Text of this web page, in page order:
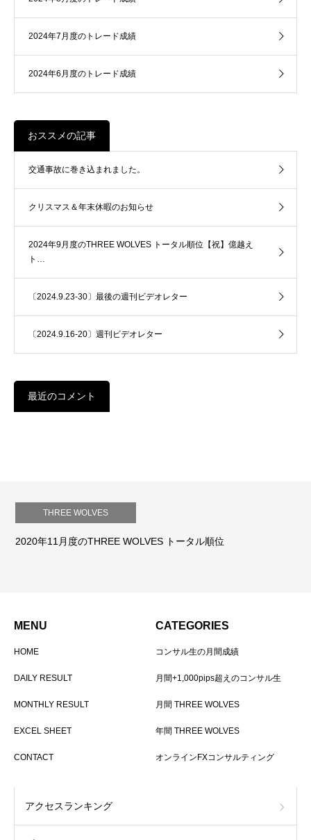
2024年7月度のトレード成績
2024年6月度のトレード成績
おススメの記事
交通事故に巻き込まれました。
クリスマス＆年末休暇のお知らせ
2024年9月度のTHREE WOLVES トータル順位【祝】億越え
ト…
〔2024.9.23-30〕最後の週刊ビデオレター
〔2024.9.16-20〕週刊ビデオレター
最近のコメント
THREE WOLVES
2020年11月度のTHREE WOLVES トータル順位
MENU
HOME
DAILY RESULT
MONTHLY RESULT
EXCEL SHEET
CONTACT
CATEGORIES
コンサル生の月間成績
月間+1,000pips超えのコンサル生
月間 THREE WOLVES
年間 THREE WOLVES
オンラインFXコンサルティング
アクセスランキング